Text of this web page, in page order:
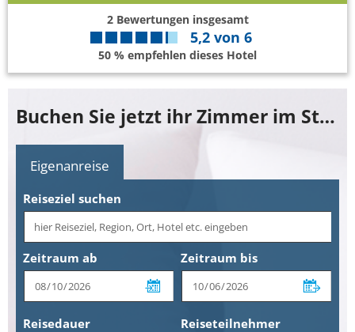
2Bewertungen insgesamt
5,2 von 6
50 % empfehlen dieses Hotel
Buchen Sie jetzt ihr Zimmer im Star Inn Hotel Linz Promenadengalerien, by Comfort
Eigenanreise
Reiseziel suchen
Zeitraum ab Zeitraum bis
Reisedauer Reiseteilnehmer